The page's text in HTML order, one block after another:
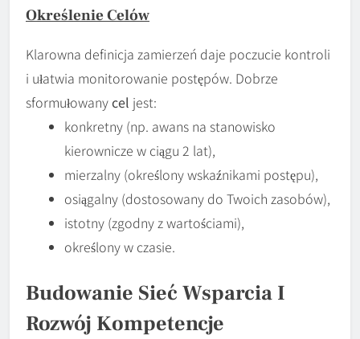
Określenie Celów
Klarowna definicja zamierzeń daje poczucie kontroli
i ułatwia monitorowanie postępów. Dobrze
sformułowanycel jest:
konkretny (np. awans na stanowisko
kierownicze w ciągu 2 lat),
mierzalny (określony wskaźnikami postępu),
osiągalny (dostosowany do Twoich zasobów),
istotny (zgodny z wartościami),
określony w czasie.
Budowanie Sieć Wsparcia I
Rozwój Kompetencje